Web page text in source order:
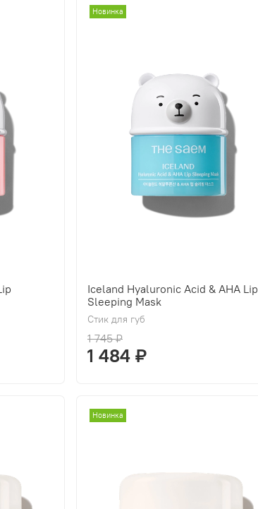
Новинка
Iceland Hyaluronic Acid & AHA Lip
Sleeping Mask
Стик для губ
1 745 ₽
1 484 ₽
Новинка